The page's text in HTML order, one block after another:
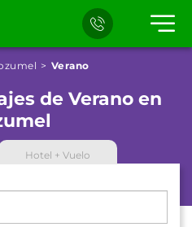
Verano
de Verano en
Hotel + Vuelo